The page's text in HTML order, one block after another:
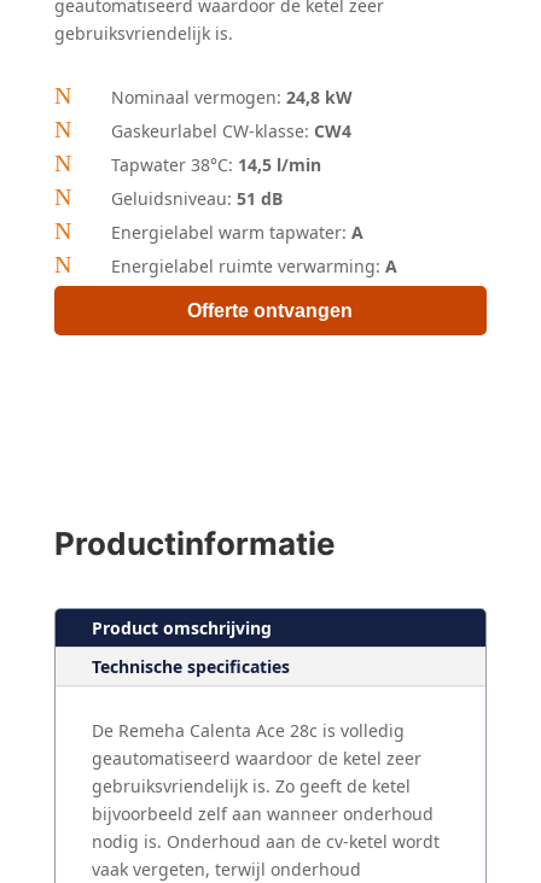
geautomatiseerd waardoor de ketel zeer
gebruiksvriendelijk is.
N Nominaal vermogen: 24,8 kW
N Gaskeurlabel CW-klasse: CW4
N Tapwater 38°C: 14,5 l/min
N Geluidsniveau: 51 dB
N Energielabel warm tapwater: A
N Energielabel ruimte verwarming: A
Offerte ontvangen
Productinformatie
Product omschrijving
Technische specificaties
De Remeha Calenta Ace 28c is volledig
geautomatiseerd waardoor de ketel zeer
gebruiksvriendelijk is. Zo geeft de ketel
bijvoorbeeld zelf aan wanneer onderhoud
nodig is. Onderhoud aan de cv-ketel wordt
vaak vergeten, terwijl onderhoud